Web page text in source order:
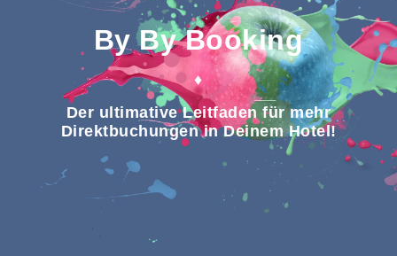
By By Booking
♦
Der ultimative Leitfaden für mehr
Direktbuchungen in Deinem Hotel!